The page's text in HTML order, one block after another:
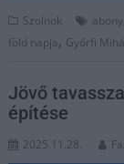
Szolnok abony
föld napja, Győrfi
Jövő
építése
2025.11.28.